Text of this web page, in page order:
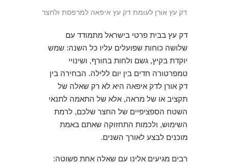
דק עץ אורן לעומת דק עץ איפאה למרפסת ולחצר
דק עץ בבית פרטי בישראל מתמודד עם
שלושה כוחות שפועלים עליו כל השנה: שמש
יוקדת בקיץ, גשם ולחות בחורף, ושינויי
טמפרטורה חדים בין יום ללילה. הבחירה בין
דק אורן לדק איפאה היא לא רק שאלה של
תקציב או של מראה, אלא של התאמה לתנאי
השטח הספציפיים של החצר שלכם, לרמת
השימוש, ולכמות התחזוקה שאתם באמת
מוכנים לבצע לאורך השנים.
רבים מגיעים אלינו עם שאלה אחת פשוטה: